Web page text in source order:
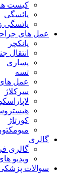
کیست
یائسگی
عمل های
پانکچر
انتقال
پساری
تسه
عمل های
سرکلاژ
کورتاژ
گالری
گالری
ویدیو
سوالات